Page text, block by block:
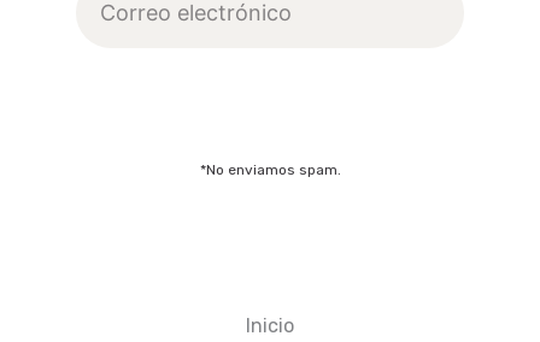
electrónico
*No enviamos spam.
Inicio